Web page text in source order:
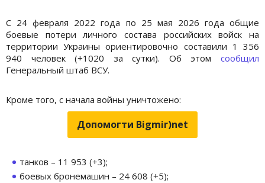
С 24 февраля 2022 года по 25 мая 2026 года общие
боевые потери личного состава российских войск на
территории Украины ориентировочно составили 1 356
940 человек (+1020 за сутки). Об этом сообщил
Генеральный штаб ВСУ.
Кроме того, с начала войны уничтожено:
Допомогти Bigmir)net
танков – 11 953 (+3);
боевых бронемашин – 24 608 (+5);